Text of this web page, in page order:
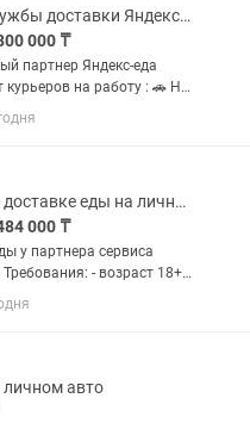
Курьер службы доставки Яндекс еда .
000 ₸
партнер Яндекс-еда
на работу : 🚗 На
выполненных...
Курьер по доставке еды на личном автомобиле
000 ₸
у партнера сервиса
- возраст 18+; -
- наличие
карты; - наличие
РК наличие ВНЖ.
личном авто